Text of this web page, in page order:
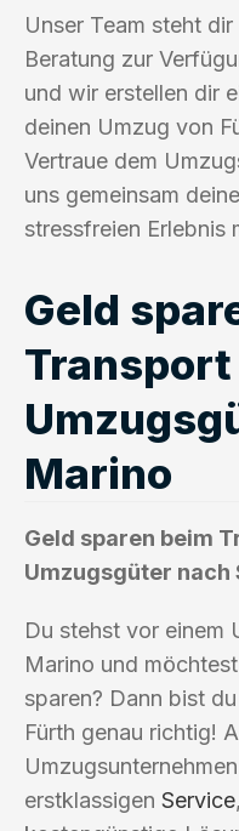
Unser Team steht
Beratung zur
und wir erstellen dir
deinen Umzug von
Vertraue dem
uns gemeinsam
stressfreien Erlebnis
Geld
Marino
Geld sparen beim
Umzugsgüter nach
Du stehst vor einem
Marino und
sparen? Dann bist
Fürth genau richtig!
erstklassigen Service